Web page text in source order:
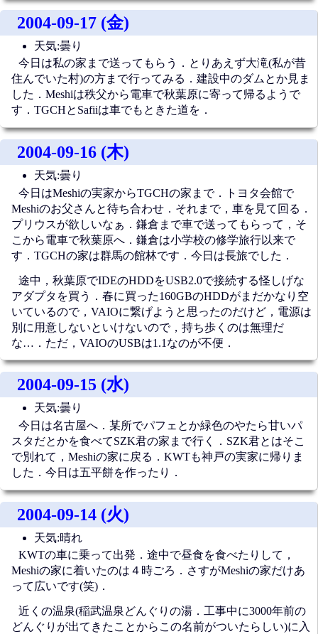
2004-09-17 (金)
天気:曇り
今日は私の家まで送ってもらう．とりあえず大滝(私が昔
住んでいた村)の方まで行ってみる．建設中のダムとか見ま
した．Meshiは秩父から電車で秋葉原に寄って帰るようで
す．TGCHとSafiiは車でもときた道を．
2004-09-16 (木)
天気:曇り
今日はMeshiの実家からTGCHの家まで．トヨタ会館で
Meshiのお父さんと待ち合わせ．それまで，車を見て回る．
プリウスが欲しいなぁ．鎌倉まで車で送ってもらって，そ
こから電車で秋葉原へ．鎌倉は小学校の修学旅行以来で
す．TGCHの家は群馬の館林です．今日は長旅でした．
途中，秋葉原でIDEのHDDをUSB2.0で接続する怪しげな
アダプタを買う．春に買った160GBのHDDがまだかなり空
いているので，VAIOに繋げようと思ったのだけど，電源は
別に用意しないといけないので，持ち歩くのは無理だ
な…．ただ，VAIOのUSBは1.1なのが不便．
2004-09-15 (水)
天気:曇り
今日は名古屋へ．某所でパフェとか緑色のやたら甘いパ
スタだとかを食べてSZK君の家まで行く．SZK君とはそこ
で別れて，Meshiの家に戻る．KWTも神戸の実家に帰りま
した．今日は五平餅を作ったり．
2004-09-14 (火)
天気:晴れ
KWTの車に乗って出発．途中で昼食を食べたりして，
Meshiの家に着いたのは４時ごろ．さすがMeshiの家だけあ
って広いです(笑)．
近くの温泉(稲武温泉どんぐりの湯．工事中に3000年前の
どんぐりが出てきたことからこの名前がついたらしい)に入